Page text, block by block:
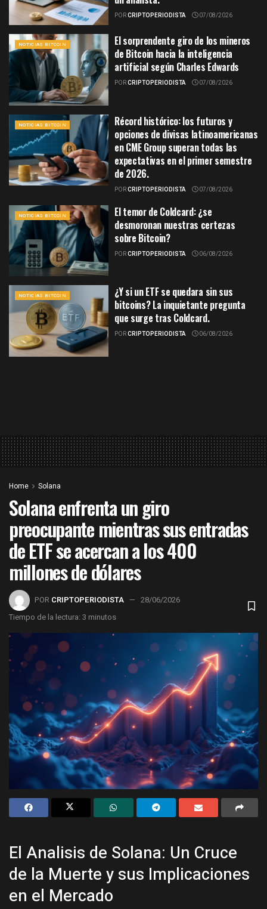
PORCRIPTOPERIODISTA 07/08/2026
NOTICIAS BITCOIN
El sorprendente giro de los mineros
de Bitcoin hacia la inteligencia
artificial según Charles Edwards
PORCRIPTOPERIODISTA 07/08/2026
NOTICIAS BITCOIN
Récord histórico: los futuros y
opciones de divisas latinoamericanas
en CME Group superan todas las
expectativas en el primer semestre
de 2026.
PORCRIPTOPERIODISTA 07/08/2026
NOTICIAS BITCOIN
El temor de Coldcard: ¿se
desmoronan nuestras certezas
sobre Bitcoin?
PORCRIPTOPERIODISTA 06/08/2026
NOTICIAS BITCOIN
¿Y si un ETF se quedara sin sus
bitcoins? La inquietante pregunta
que surge tras Coldcard.
PORCRIPTOPERIODISTA 06/08/2026
Home Solana
Solana enfrenta un giro
preocupante mientras sus entradas
de ETF se acercan a los 400
millones de dólares
POR CRIPTOPERIODISTA
28/06/2026
Tiempo de la lectura: 3 minutos
El Analisis de Solana: Un Cruce
de la Muerte y sus Implicaciones
en el Mercado